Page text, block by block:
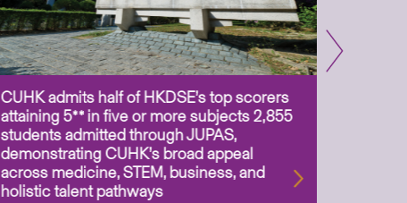
CUHK admits half of HKDSE’s top scorers
attaining 5** in five or more subjects 2,855
students admitted through JUPAS,
demonstrating CUHK’s broad appeal
across medicine, STEM, business, and
holistic talent pathways